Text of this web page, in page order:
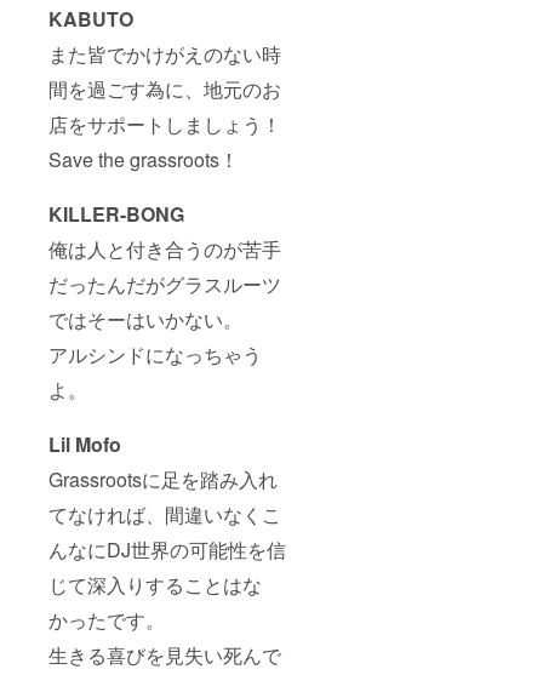
KABUTO
また皆でかけがえのない時
間を過ごす為に、地元のお
店をサポートしましょう！
Save the grassroots！
KILLER-BONG
俺は人と付き合うのが苦手
だったんだがグラスルーツ
ではそーはいかない。
アルシンドになっちゃう
よ。
Lil Mofo
Grassrootsに足を踏み入れ
てなければ、間違いなくこ
んなにDJ世界の可能性を信
じて深入りすることはな
かったです。
生きる喜びを見失い死んで